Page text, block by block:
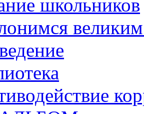
школьников